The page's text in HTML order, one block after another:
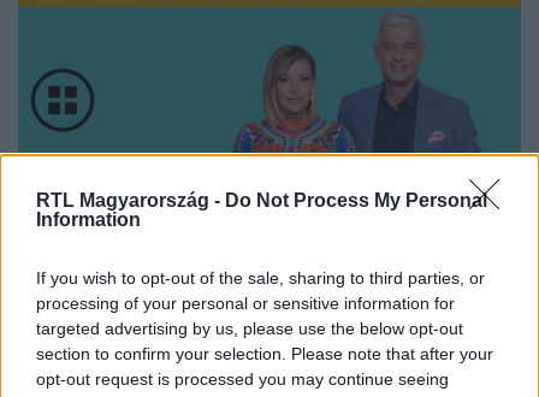
RTL Magyarország - Do Not Process My Personal
Information
If you wish to opt-out of the sale, sharing to third parties, or
processing of your personal or sensitive information for
targeted advertising by us, please use the below opt-out
section to confirm your selection. Please note that after your
opt-out request is processed you may continue seeing
Nézd vissza a Híradó adásait az RTL+ felületén!
Itt állítsd be, hogy az RTL.hu az elsők között